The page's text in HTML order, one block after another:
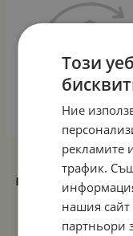
Малки
бледорозов
Pale pink 13 см,
пакет 100 броя
Този
Ние
рекламите
трафик.
нашия сайт
партньори